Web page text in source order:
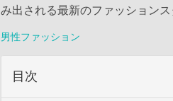
み出される最新のファッション
男性ファッション
目次